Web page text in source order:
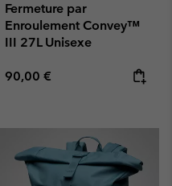
Fermeture par
Enroulement Convey™
III 27L Unisexe
Regular price:
90,00 €